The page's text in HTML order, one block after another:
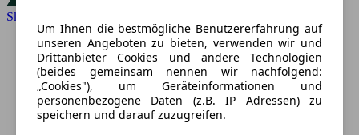
Skoda
Um Ihnen die bestmögliche Benutzererfahrung auf
unseren Angeboten zu bieten, verwenden wir und
Drittanbieter Cookies und andere Technologien
(beides gemeinsam nennen wir nachfolgend:
„Cookies"), um Geräteinformationen und
personenbezogene Daten (z.B. IP Adressen) zu
speichern und darauf zuzugreifen.